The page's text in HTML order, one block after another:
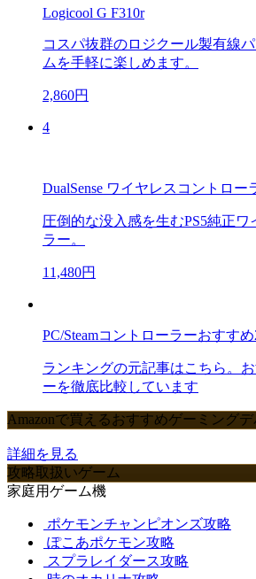
Logicool G F310r
コスパ抜群のロジクール製有線
ムを手軽に楽しめます。
2,860円
4
DualSense ワイヤレスコントロー
圧倒的な没入感を生むPS5純正
ラー。
11,480円
PC/Steamコントローラーおすす
ランキングの元記事はこちら。
ーを徹底比較しています
Amazonで買えるおすすめゲーミング
詳細を見る
攻略取扱いゲーム
家庭用ゲーム機
ポケモンチャンピオンズ攻略
ぽこあポケモン攻略
スプラレイダース攻略